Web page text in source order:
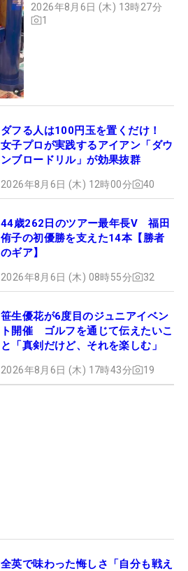
2026年8月6日 (木) 13時27分
1
ダフる人は100円玉を置くだけ！
女子プロが実践するアイアン「ダウ
ンブロードリル」が効果抜群
2026年8月6日 (木) 12時00分 40
44歳262日のツアー最年長V 福田
侑子の初優勝を支えた14本【勝者
のギア】
2026年8月6日 (木) 08時55分 32
笹生優花が6度目のジュニアイベン
ト開催 ゴルフを通じて伝えたいこ
と「真剣だけど、それを楽しむ」
2026年8月6日 (木) 17時43分 19
全英で味わった悔しさ「自分も戦え